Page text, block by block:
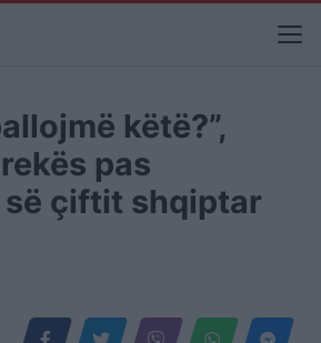
këtë?”,
pas
çiftit shqiptar